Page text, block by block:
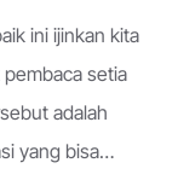
ini ijinkan kita
setia
adalah
yang bisa…